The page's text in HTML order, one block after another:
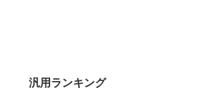
汎用ランキング